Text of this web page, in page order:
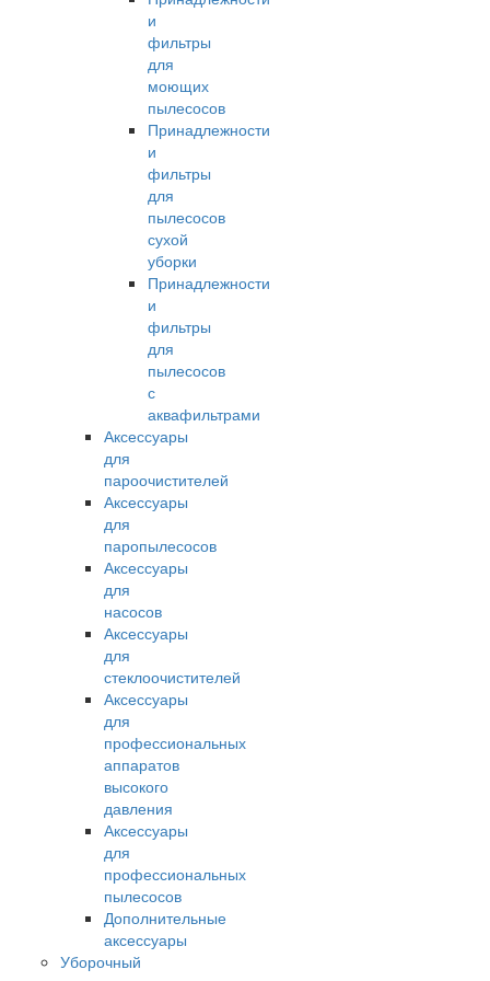
и
фильтры
для
моющих
пылесосов
Принадлежности
и
фильтры
для
пылесосов
сухой
уборки
Принадлежности
и
фильтры
для
пылесосов
с
аквафильтрами
Аксессуары
для
пароочистителей
Аксессуары
для
паропылесосов
Аксессуары
для
насосов
Аксессуары
для
стеклоочистителей
Аксессуары
для
профессиональных
аппаратов
высокого
давления
Аксессуары
для
профессиональных
пылесосов
Дополнительные
аксессуары
Уборочный